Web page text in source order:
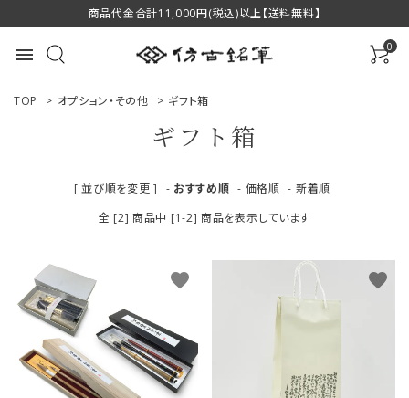
商品代金合計11,000円(税込)以上【送料無料】
menu 0
ACCOUNT MENU
商品一覧
用途で選ぶ
私たちについて
TOP > オプション・その他 > ギフト箱
ギフト箱
[ 並び順を変更 ] - おすすめ順 - 価格順 - 新着順
全 [2] 商品中 [1-2] 商品を表示しています
favorite favorite